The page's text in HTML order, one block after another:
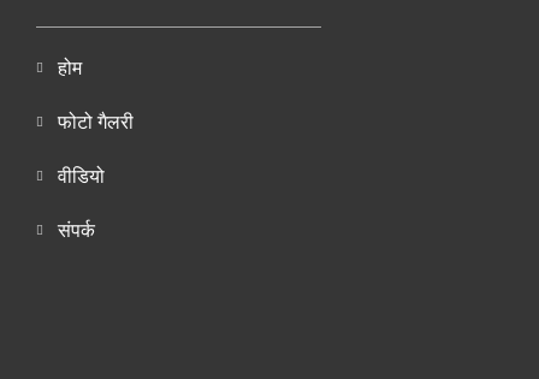
होम
फोटो गैलरी
वीडियो
संपर्क